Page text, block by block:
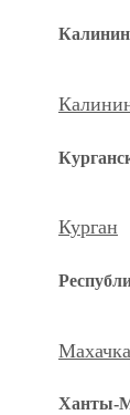
Курган
Ханты-